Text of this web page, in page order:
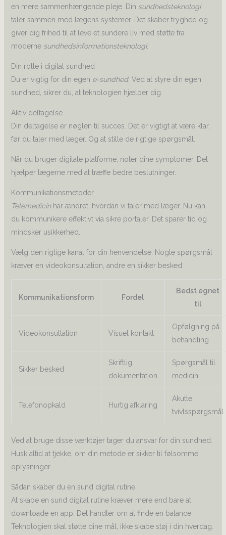
en mere sammenhængende pleje. Din sundhedsteknologi
taler sammen med lægens systemer. Det skaber tryghed og
giver dig frihed til at leve et sundere liv med støtte fra
moderne sundhedsinformationsteknologi.
Din rolle i digital sundhed
Du er vigtig for din egen e-sundhed. Ved at styre din egen
sundhed, sikrer du, at teknologien hjælper dig.
Aktiv deltagelse
Din deltagelse er nøglen til succes. Det er vigtigt at være klar,
før du taler med læger. Og at stille de rigtige spørgsmål.
Når du bruger digitale platforme, noter dine symptomer. Det
hjælper lægerne med at træffe bedre beslutninger.
Kommunikationsmetoder
Telemedicinhar ændret, hvordan vi taler med læger. Nu kan
du kommunikere effektivt via sikre portaler. Det sparer tid og
mindsker usikkerhed.
Vælg den rigtige kanal for din henvendelse. Nogle spørgsmål
kræver en videokonsultation, andre en sikker besked.
Kommunikationsform Fordel
Bedst egnet
til
Videokonsultation Visuel kontakt
Opfølgning på
behandling
Sikker besked
Skriftlig
dokumentation
Spørgsmål til
medicin
Telefonopkald Hurtig afklaring
Akutte
tvivlsspørgsmål
Ved at bruge disse værktøjer tager du ansvar for din sundhed.
Husk altid at tjekke, om din metode er sikker til følsomme
oplysninger.
Sådan skaber du en sund digital rutine
At skabe en sund digital rutine kræver mere end bare at
downloade en app. Det handler om at finde en balance.
Teknologien skal støtte dine mål, ikke skabe støj i din hverdag.